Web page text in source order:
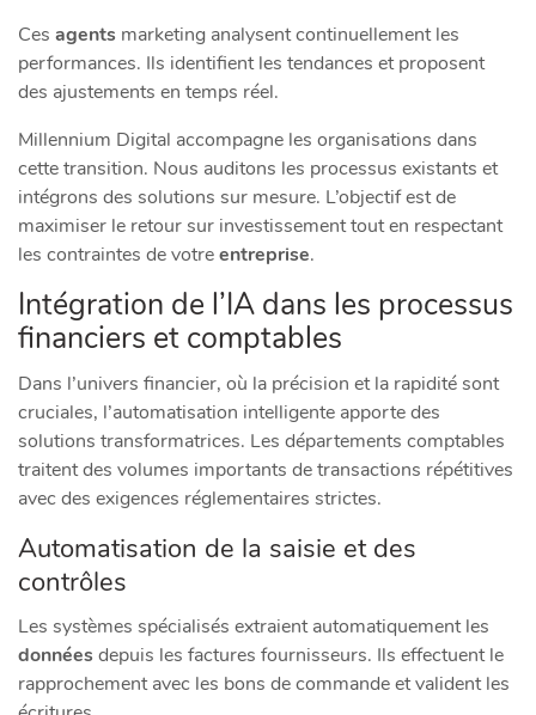
Ces agents marketing analysent continuellement les
performances. Ils identifient les tendances et proposent
des ajustements en temps réel.
Millennium Digital accompagne les organisations dans
cette transition. Nous auditons les processus existants et
intégrons des solutions sur mesure. L’objectif est de
maximiser le retour sur investissement tout en respectant
les contraintes de votreentreprise.
Intégration de l’IA dans les processus
financiers et comptables
Dans l’univers financier, où la précision et la rapidité sont
cruciales, l’automatisation intelligente apporte des
solutions transformatrices. Les départements comptables
traitent des volumes importants de transactions répétitives
avec des exigences réglementaires strictes.
Automatisation de la saisie et des
contrôles
Les systèmes spécialisés extraient automatiquement les
donnéesdepuis les factures fournisseurs. Ils effectuent le
rapprochement avec les bons de commande et valident les